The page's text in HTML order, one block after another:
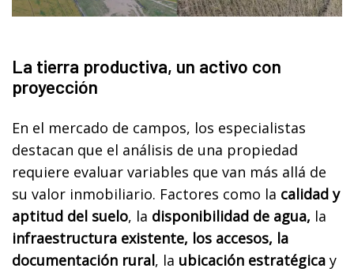
La tierra productiva, un activo con
proyección
En el mercado de campos, los especialistas
destacan que el análisis de una propiedad
requiere evaluar variables que van más allá de
su valor inmobiliario. Factores como la calidad y
aptitud del suelo, la disponibilidad de agua, la
infraestructura existente, los accesos, la
documentación rural, la ubicación estratégica y